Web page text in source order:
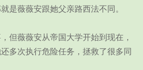
是薇薇安跟她父亲路西法不同。
但薇薇安从帝国大学开始到现在，
多次执行危险任务，拯救了很多同